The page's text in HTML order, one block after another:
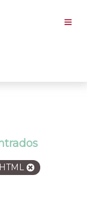
HTML